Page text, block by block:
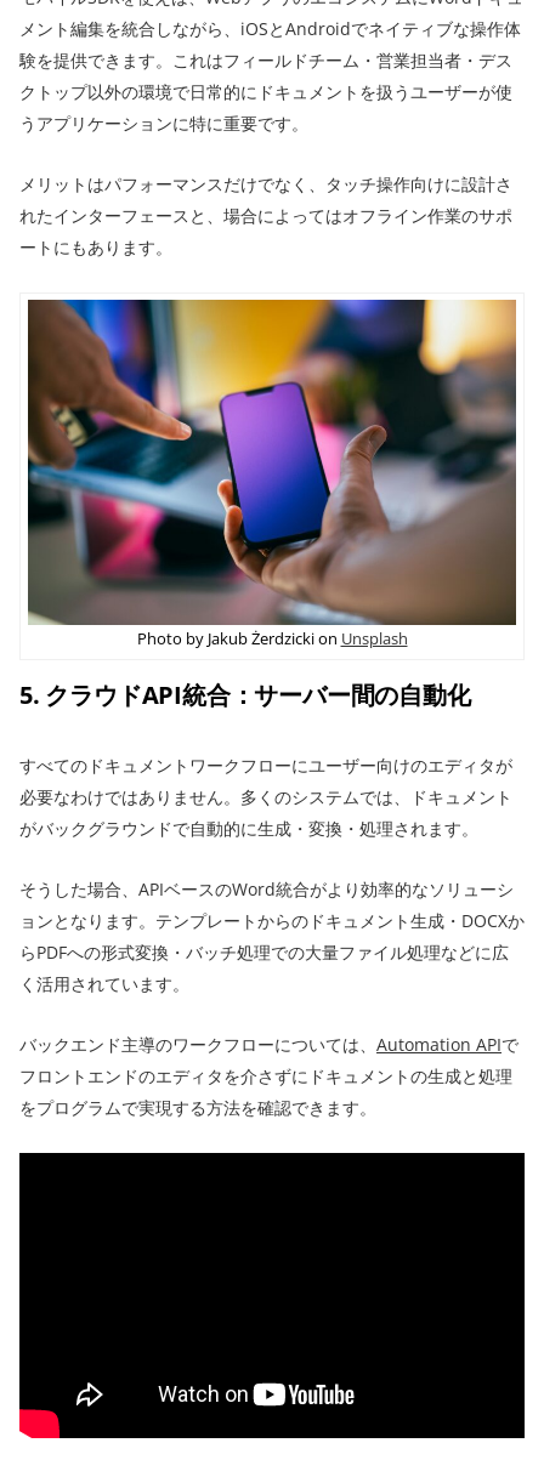
メント編集を統合しながら、iOSとAndroidでネイティブな操作体
験を提供できます。これはフィールドチーム・営業担当者・デス
クトップ以外の環境で日常的にドキュメントを扱うユーザーが使
うアプリケーションに特に重要です。
メリットはパフォーマンスだけでなく、タッチ操作向けに設計さ
れたインターフェースと、場合によってはオフライン作業のサポ
ートにもあります。
Photo by Jakub Żerdzicki on Unsplash
5. クラウドAPI統合：サーバー間の自動化
すべてのドキュメントワークフローにユーザー向けのエディタが
必要なわけではありません。多くのシステムでは、ドキュメント
がバックグラウンドで自動的に生成・変換・処理されます。
そうした場合、APIベースのWord統合がより効率的なソリューシ
ョンとなります。テンプレートからのドキュメント生成・DOCXか
らPDFへの形式変換・バッチ処理での大量ファイル処理などに広
く活用されています。
バックエンド主導のワークフローについては、 Automation APIで
フロントエンドのエディタを介さずにドキュメントの生成と処理
をプログラムで実現する方法を確認できます。